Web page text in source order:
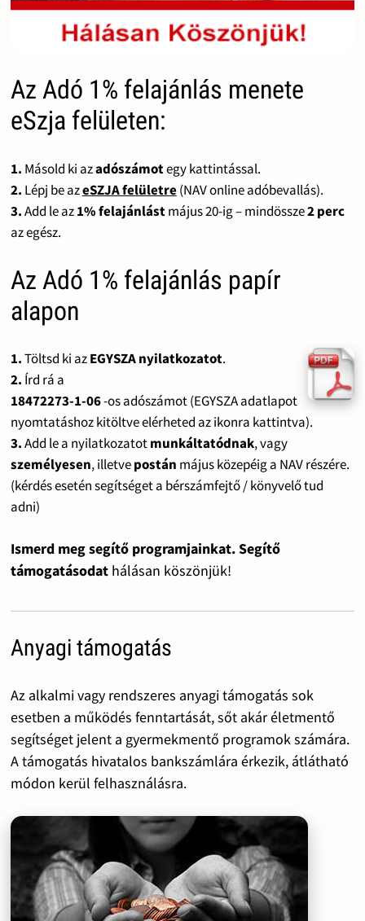
Az Adó 1% felajánlás menete
eSzja felületen:
1. Másold ki azadószámotegy kattintással.
2. Lépj be azeSZJA felületre(NAV online adóbevallás).
3.Add le az1% felajánlástmájus 20-ig – mindössze2 perc
az egész.
Az Adó 1% felajánlás papír
alapon
1.Töltsd ki azEGYSZA nyilatkozatot.
2. Írd rá a
18472273-1-06-os adószámot (EGYSZA adatlapot
nyomtatáshoz kitöltve elérheted az ikonra kattintva).
3.Add le a nyilatkozatotmunkáltatódnak, vagy
személyesen, illetvepostán május közepéig a NAV részére.
(kérdés esetén segítséget a bérszámfejtő / könyvelő tud
adni)
Ismerd meg segítő programjainkat. Segítő
támogatásodat hálásan köszönjük!
Anyagi támogatás
Az alkalmi vagy rendszeres anyagi támogatás sok
esetben a működés fenntartását, sőt akár életmentő
segítséget jelent a gyermekmentő programok számára.
A támogatás hivatalos bankszámlára érkezik, átlátható
módon kerül felhasználásra.